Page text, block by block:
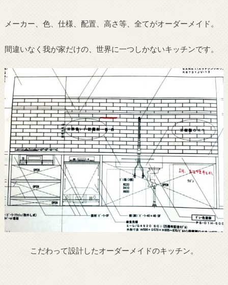
メーカー、色、仕様、配置、高さ等、全てがオーダーメイド。
間違いなく我が家だけの、世界に一つしかないキッチンです。
こだわって設計したオーダーメイドのキッチン。